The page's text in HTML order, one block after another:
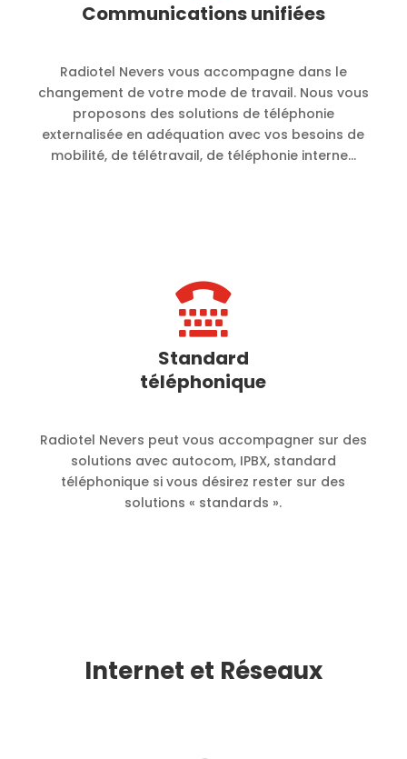
Communications unifiées
Radiotel Nevers vous accompagne dans le
changement de votre mode de travail. Nous vous
proposons des solutions de téléphonie
externalisée en adéquation avec vos besoins de
mobilité, de télétravail, de téléphonie interne…

Standard
téléphonique
Radiotel Nevers peut vous accompagner sur des
solutions avec autocom, IPBX, standard
téléphonique si vous désirez rester sur des
solutions « standards ».
Internet et Réseaux